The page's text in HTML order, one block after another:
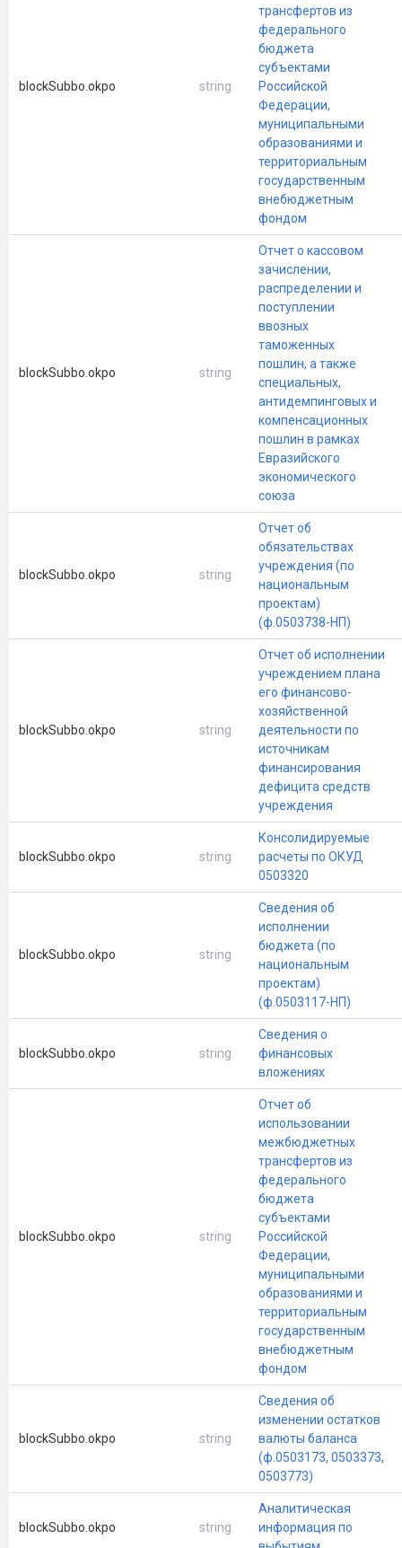
blockSubbo.okpo string
трансфертов из
федерального
бюджета
субъектами
Российской
Федерации,
муниципальными
образованиями и
территориальным
государственным
внебюджетным
фондом
blockSubbo.okpo string
Отчет о кассовом
зачислении,
распределении и
поступлении
ввозных
таможенных
пошлин, а также
специальных,
антидемпинговых и
компенсационных
пошлин в рамках
Евразийского
экономического
союза
blockSubbo.okpo string
Отчет об
обязательствах
учреждения (по
национальным
проектам)
(ф.0503738-НП)
blockSubbo.okpo string
Отчет об исполнении
учреждением плана
его финансово-
хозяйственной
деятельности по
источникам
финансирования
дефицита средств
учреждения
blockSubbo.okpo string
Консолидируемые
расчеты по ОКУД
0503320
blockSubbo.okpo string
Сведения об
исполнении
бюджета (по
национальным
проектам)
(ф.0503117-НП)
blockSubbo.okpo string
Сведения о
финансовых
вложениях
blockSubbo.okpo string
Отчет об
использовании
межбюджетных
трансфертов из
федерального
бюджета
субъектами
Российской
Федерации,
муниципальными
образованиями и
территориальным
государственным
внебюджетным
фондом
blockSubbo.okpo string
Сведения об
изменении остатков
валюты баланса
(ф.0503173, 0503373,
0503773)
blockSubbo.okpo string
Аналитическая
информация по